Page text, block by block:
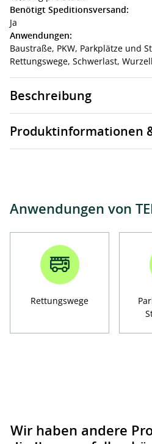
Benötigt Speditionsversand:
Ja
Anwendungen:
Baustraße, PKW, Parkplätze und
Rettungswege, Schwerlast,
Beschreibung
Produktinformationen
Anwendungen von
Rettungswege
Wir haben andere